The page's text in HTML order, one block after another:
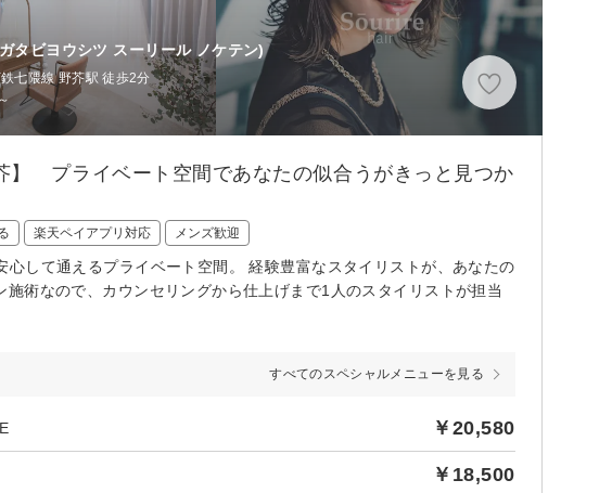
タビヨウシツ スーリール ノケテン)
七隈線 野芥駅 徒歩2分
】 プライベート空間であなたの似合うがきっと見つか
楽天ペイアプリ対応 メンズ歓迎
心して通えるプライベート空間。 経験豊富なスタイリストが、あなたの
術なので、カウンセリングから仕上げまで1人のスタイリストが担当
すべてのスペシャルメニューを見る
￥20,580
￥18,500